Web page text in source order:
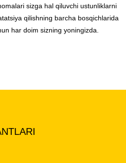
sizga hal qiluvchi ustunliklarni
qilishning barcha bosqichlarida
har doim sizning yoningizda.